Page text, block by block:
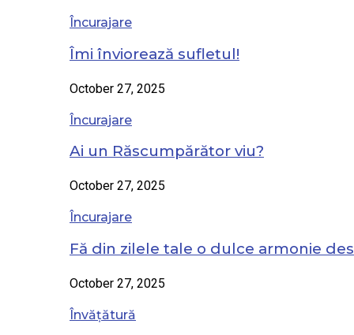
Încurajare
Îmi înviorează sufletul!
October 27, 2025
Încurajare
Ai un Răscumpărător viu?
October 27, 2025
Încurajare
Fă din zilele tale o dulce armonie
October 27, 2025
Învățătură